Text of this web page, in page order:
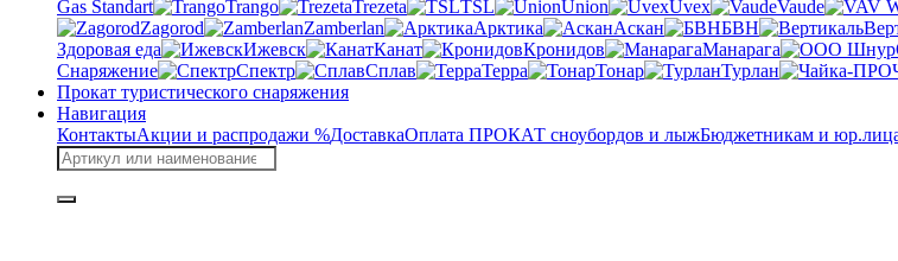
Gas Standart
Trango Trezeta TSL Union Uvex Vaude
Zagorod
Zamberlan Арктика Аскан БВН
Здоровая еда
Ижевск Канат Кронидов Манарага
Снаряжение
Спектр Сплав Терра Тонар Турлан
Прокат туристического снаряжения
Навигация
КонтактыАкции и распродажи %ДоставкаОплата ПРОКАТ сноубордов и лыжБюджетникам и